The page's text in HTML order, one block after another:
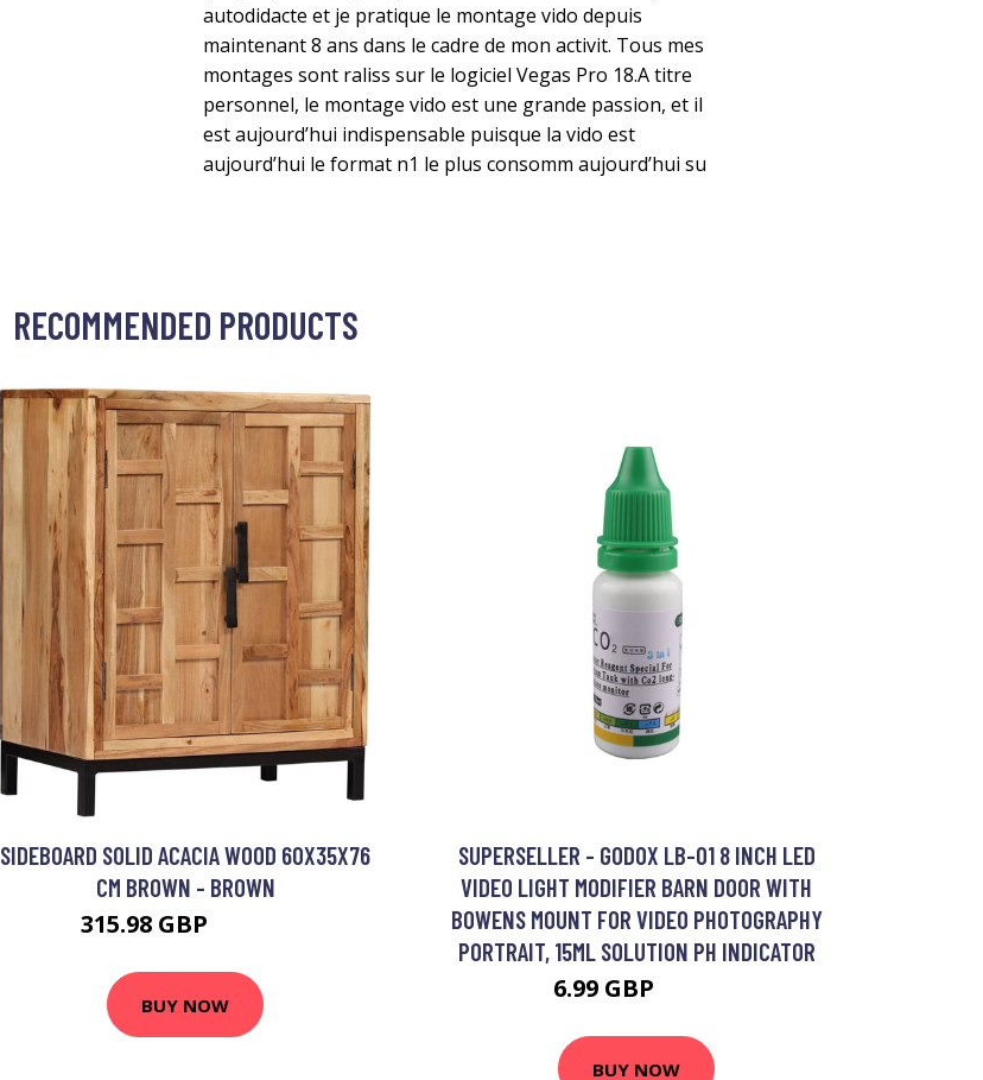
autodidacte et je pratique le montage vido depuis
maintenant 8 ans dans le cadre de mon activit. Tous mes
montages sont raliss sur le logiciel Vegas Pro 18.A titre
personnel, le montage vido est une grande passion, et il
est aujourd’hui indispensable puisque la vido est
aujourd’hui le format n1 le plus consomm aujourd’hui su
RECOMMENDED PRODUCTS
SIDEBOARD SOLID ACACIA WOOD 60X35X76
CM BROWN - BROWN
315.98 GBP
BUY NOW
SUPERSELLER - GODOX LB-01 8 INCH LED
VIDEO LIGHT MODIFIER BARN DOOR WITH
BOWENS MOUNT FOR VIDEO PHOTOGRAPHY
PORTRAIT, 15ML SOLUTION PH INDICATOR
6.99 GBP
BUY NOW